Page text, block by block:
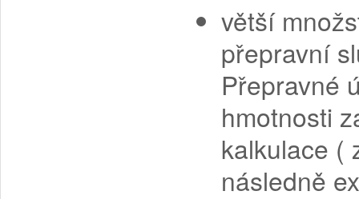
větší
přepravní
Přepravné
hmotnosti
kalkulace (
následně